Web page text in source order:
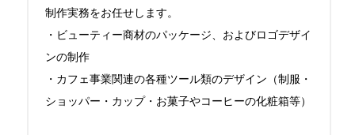
制作実務をお任せします。
・ビューティー商材のパッケージ、およびロゴデザイ
ンの制作
・カフェ事業関連の各種ツール類のデザイン（制服・
ショッパー・カップ・お菓子やコーヒーの化粧箱等）